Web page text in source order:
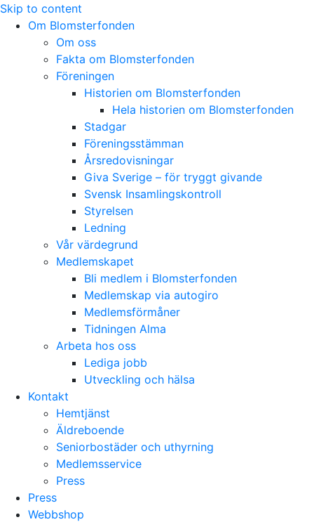
Skip to content
Om Blomsterfonden
Om oss
Fakta om Blomsterfonden
Föreningen
Historien om Blomsterfonden
Hela historien om Blomsterfonden
Stadgar
Föreningsstämman
Årsredovisningar
Giva Sverige – för tryggt givande
Svensk Insamlingskontroll
Styrelsen
Ledning
Vår värdegrund
Medlemskapet
Bli medlem i Blomsterfonden
Medlemskap via autogiro
Medlemsförmåner
Tidningen Alma
Arbeta hos oss
Lediga jobb
Utveckling och hälsa
Kontakt
Hemtjänst
Äldreboende
Seniorbostäder och uthyrning
Medlemsservice
Press
Press
Webbshop